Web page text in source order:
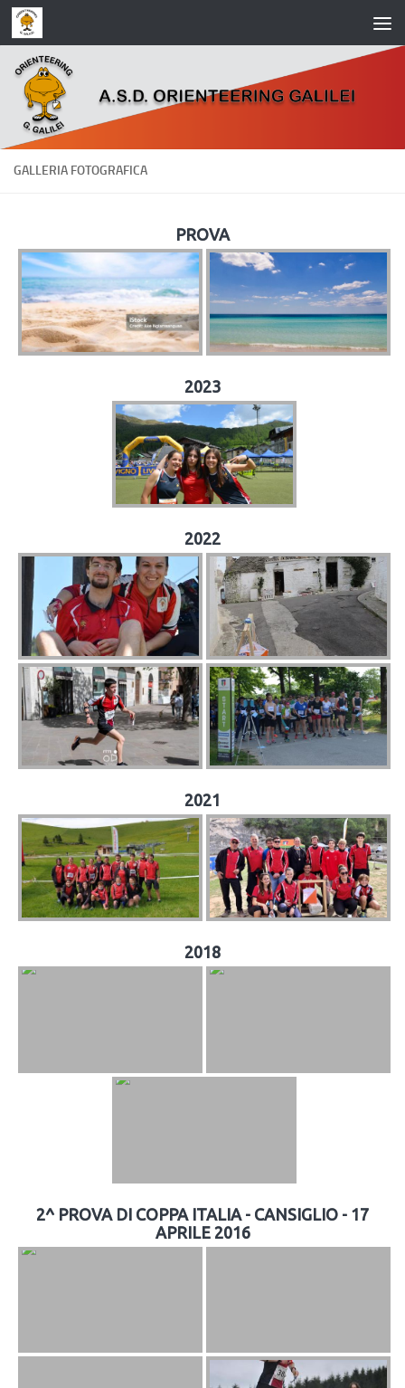
Salta al contenuto
GALLERIA FOTOGRAFICA
PROVA
2023
2022
2021
2018
2^ PROVA DI COPPA ITALIA - CANSIGLIO - 17
APRILE 2016